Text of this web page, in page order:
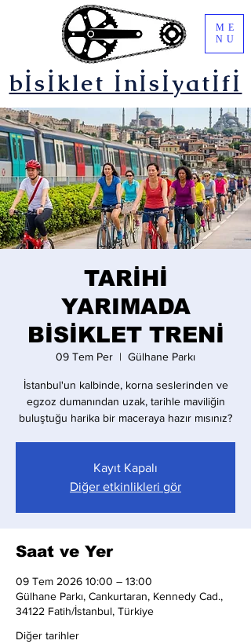
bİsİklet İnİsİyatİfİ
ME
NU
TARİHİ
YARIMADA
BİSİKLET TRENİ
09 Tem Per
  |
Gülhane Parkı
İstanbul'un kalbinde, korna seslerinden ve
egzoz dumanından uzak, tarihle maviliğin
buluştuğu harika bir maceraya hazır mısınız?
Kayıt Kapalı
Diğer etkinlikleri gör
Saat ve Yer
09 Tem 2026 10:00 – 13:00
Gülhane Parkı, Cankurtaran, Kennedy Cad.,
34122 Fatih/İstanbul, Türkiye
Diğer tarihler